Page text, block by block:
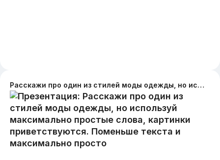
Расскажи про один из стилей моды одежды, но используй максимально простые слова, картинки приветствуются. Поменьше текста и максимально просто